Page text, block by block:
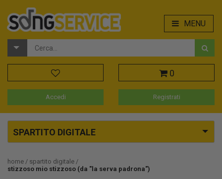
MENU
0
Accedi Registrati
SPARTITO DIGITALE
home
spartito digitale
stizzoso mio stizzoso (da "la serva padrona")